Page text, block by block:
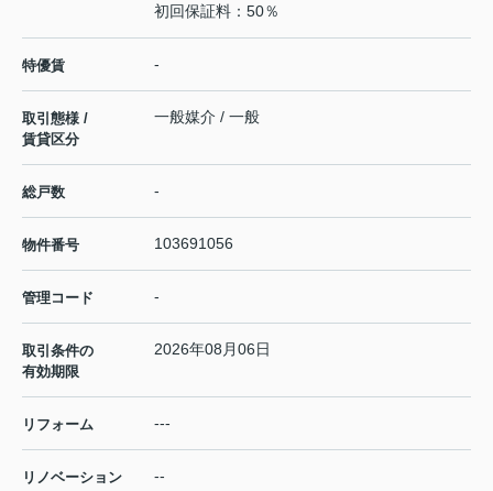
初回保証料：50％
特優賃 -
取引態様 /
賃貸区分
一般媒介 / 一般
総戸数 -
物件番号 103691056
管理コード -
取引条件の
有効期限
2026年08月06日
リフォーム ---
リノベーション --